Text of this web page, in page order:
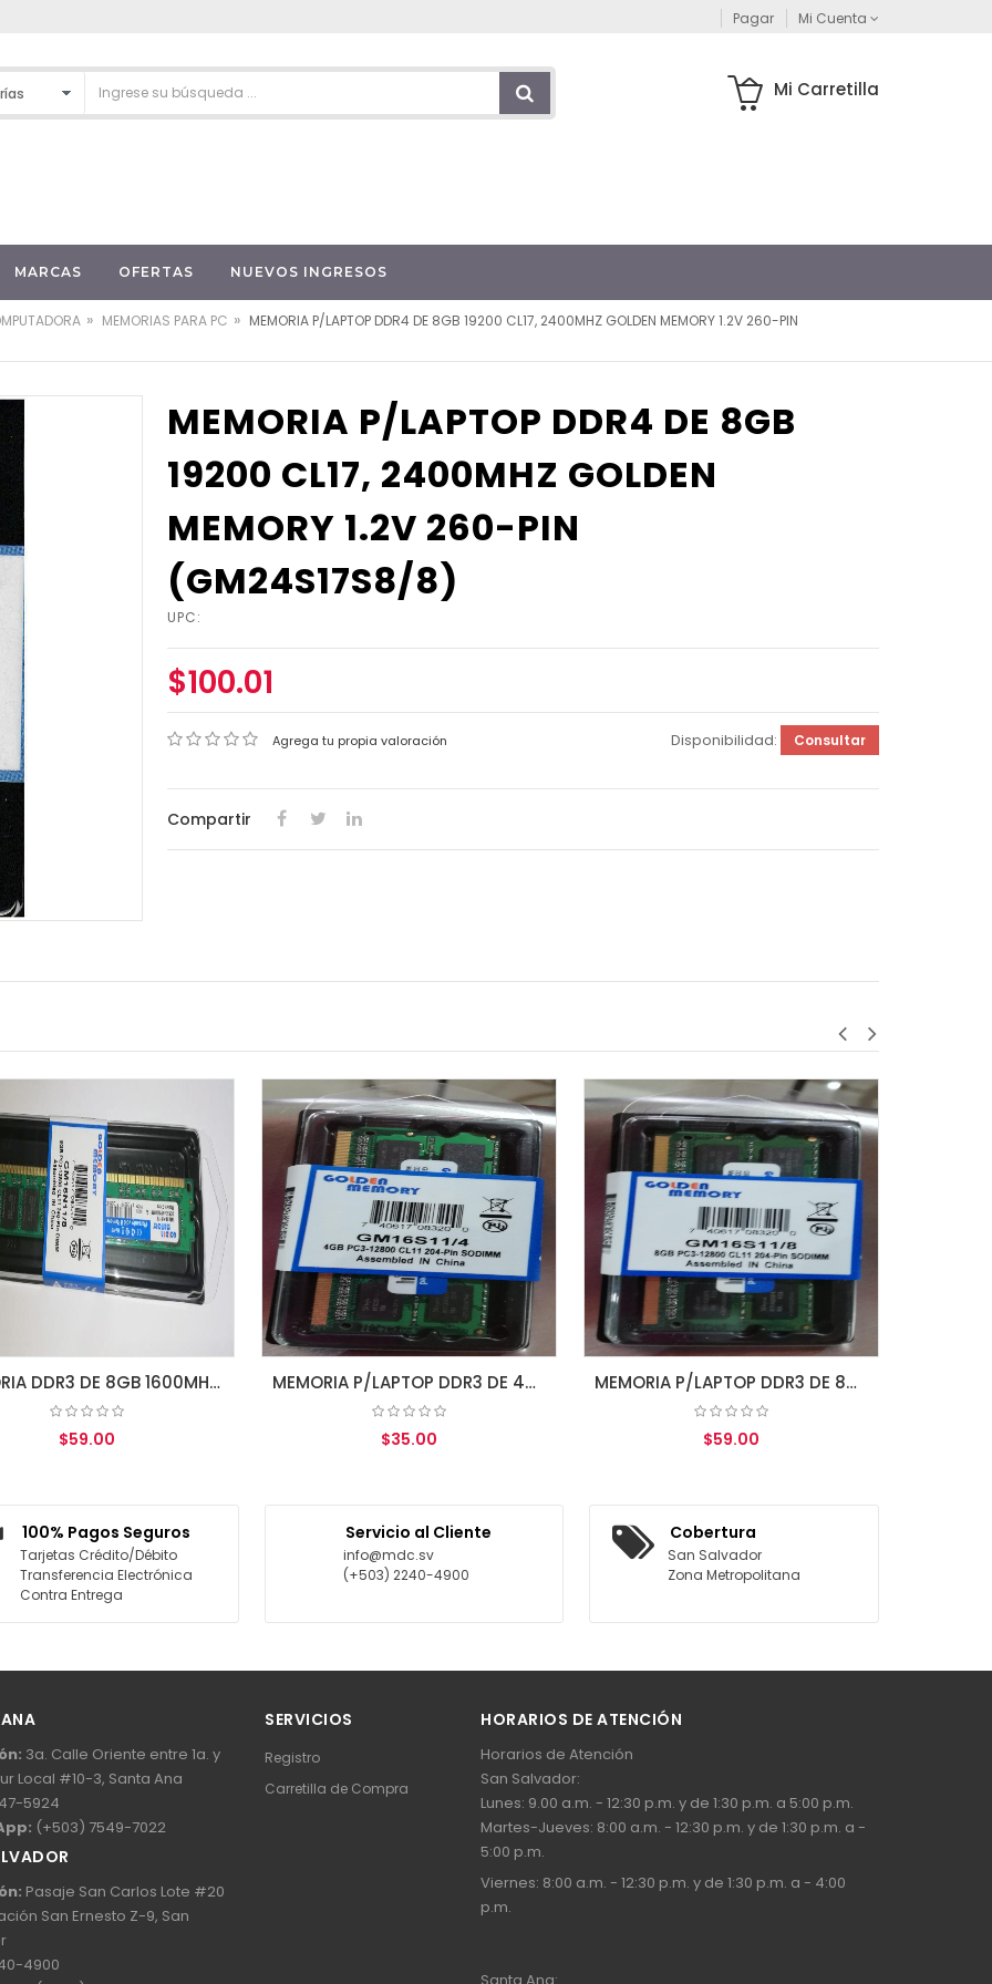
Pagar Mi Cuenta
Mi Carretilla
MARCAS OFERTAS NUEVOS INGRESOS
» MEMORIAS PARA PC » MEMORIA P/LAPTOP DDR4 DE 8GB 19200 CL17, 2400MHZ GOLDEN MEMORY 1.2V 260-PIN
MEMORIA P/LAPTOP DDR4 DE 8GB
19200 CL17, 2400MHZ GOLDEN
MEMORY 1.2V 260-PIN
(GM24S17S8/8)
UPC:
$100.01
Agrega tu propia valoración Disponibilidad: Consultar
Compartir
$35.00 $59.00
$161.00
AGREGAR AL CARRITO
100% Pagos Seguros
Tarjetas Crédito/Débito
Transferencia Electrónica
Contra Entrega
Servicio al Cliente
info@mdc.sv
(+503) 2240-4900
Cobertura
San Salvador
Zona Metropolitana
3a. Calle Oriente entre 1a. y
Local #10-3, Santa Ana
5924
(+503) 7549-7022
Pasaje San Carlos Lote #20
San Ernesto Z-9, San
4900
SERVICIOS
Registro
Carretilla de Compra
HORARIOS DE ATENCIÓN
Horarios de Atención
San Salvador:
Lunes: 9.00 a.m. - 12:30 p.m. y de 1:30 p.m. a 5:00 p.m.
Martes-Jueves: 8:00 a.m. - 12:30 p.m. y de 1:30 p.m. a -
5:00 p.m.
Viernes: 8:00 a.m. - 12:30 p.m. y de 1:30 p.m. a - 4:00
p.m.